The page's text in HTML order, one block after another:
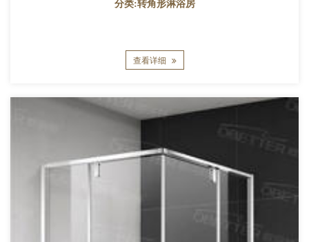
分类:转角形淋浴房
查看详细